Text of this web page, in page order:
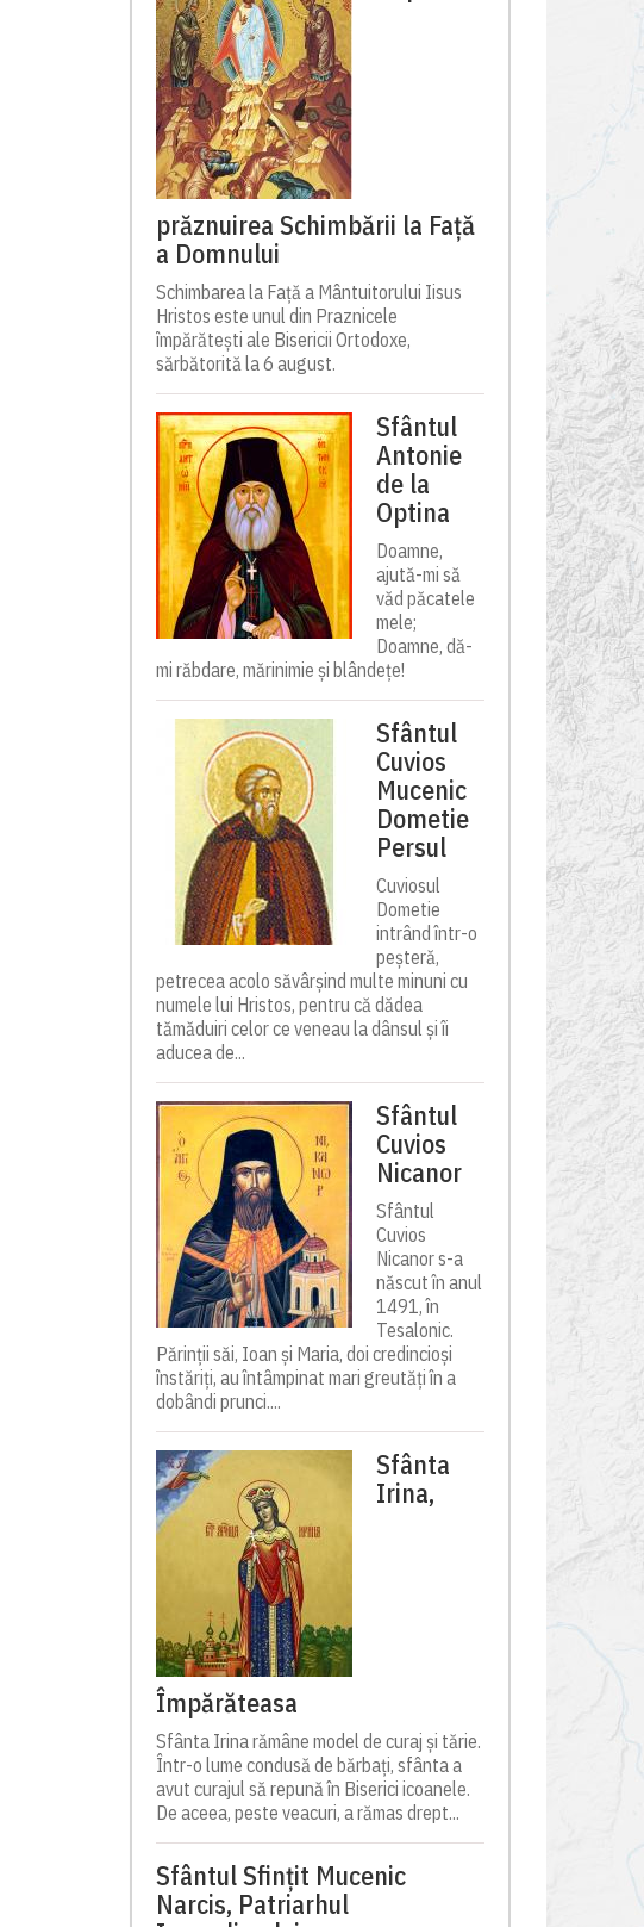
prăznuirea Schimbării la Față
a Domnului
Schimbarea la Față a Mântuitorului Iisus
Hristos este unul din Praznicele
împărătești ale Bisericii Ortodoxe,
sărbătorită la 6 august.
Sfântul
Antonie
de la
Optina
Doamne,
ajută-mi să
văd păcatele
mele;
Doamne, dă-
mi răbdare, mărinimie şi blândeţe!
Sfântul
Cuvios
Mucenic
Dometie
Persul
Cuviosul
Dometie
intrând într-o
peșteră,
petrecea acolo săvârșind multe minuni cu
numele lui Hristos, pentru că dădea
tămăduiri celor ce veneau la dânsul și îi
aducea de...
Sfântul
Cuvios
Nicanor
Sfântul
Cuvios
Nicanor s-a
născut în anul
1491, în
Tesalonic.
Părinții săi, Ioan și Maria, doi credincioși
înstăriți, au întâmpinat mari greutăți în a
dobândi prunci....
Sfânta
Irina,
Împărăteasa
Sfânta Irina rămâne model de curaj și tărie.
Într-o lume condusă de bărbați, sfânta a
avut curajul să repună în Biserici icoanele.
De aceea, peste veacuri, a rămas drept...
Sfântul Sfinţit Mucenic
Narcis, Patriarhul